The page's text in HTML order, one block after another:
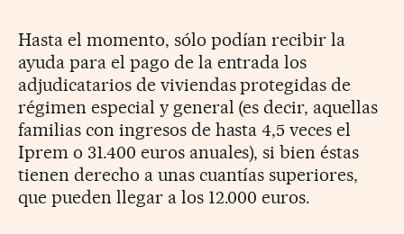
Hasta el momento, sólo podían recibir la
ayuda para el pago de la entrada los
adjudicatarios de viviendas protegidas de
régimen especial y general (es decir, aquellas
familias con ingresos de hasta 4,5 veces el
Iprem o 31.400 euros anuales), si bien éstas
tienen derecho a unas cuantías superiores,
que pueden llegar a los 12.000 euros.